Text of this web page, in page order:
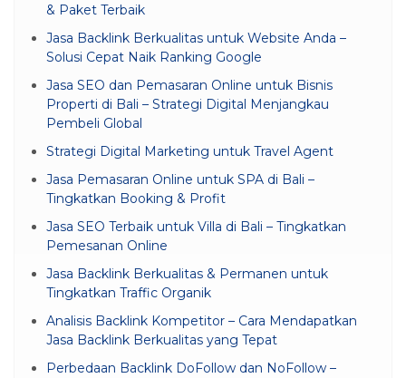
& Paket Terbaik
Jasa Backlink Berkualitas untuk Website Anda –
Solusi Cepat Naik Ranking Google
Jasa SEO dan Pemasaran Online untuk Bisnis
Properti di Bali – Strategi Digital Menjangkau
Pembeli Global
Strategi Digital Marketing untuk Travel Agent
Jasa Pemasaran Online untuk SPA di Bali –
Tingkatkan Booking & Profit
Jasa SEO Terbaik untuk Villa di Bali – Tingkatkan
Pemesanan Online
Jasa Backlink Berkualitas & Permanen untuk
Tingkatkan Traffic Organik
Analisis Backlink Kompetitor – Cara Mendapatkan
Jasa Backlink Berkualitas yang Tepat
Perbedaan Backlink DoFollow dan NoFollow –